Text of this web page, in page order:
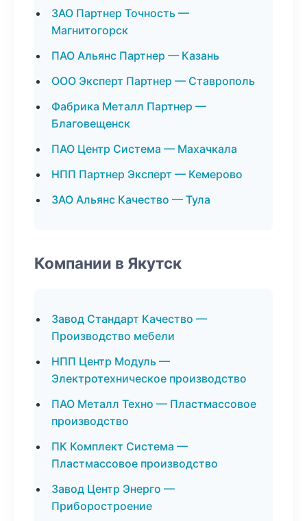
ЗАО Партнер Точность —
Магнитогорск
ПАО Альянс Партнер — Казань
ООО Эксперт Партнер — Ставрополь
Фабрика Металл Партнер —
Благовещенск
ПАО Центр Система — Махачкала
НПП Партнер Эксперт — Кемерово
ЗАО Альянс Качество — Тула
Компании в Якутск
Завод Стандарт Качество —
Производство мебели
НПП Центр Модуль —
Электротехническое производство
ПАО Металл Техно — Пластмассовое
производство
ПК Комплект Система —
Пластмассовое производство
Завод Центр Энерго —
Приборостроение